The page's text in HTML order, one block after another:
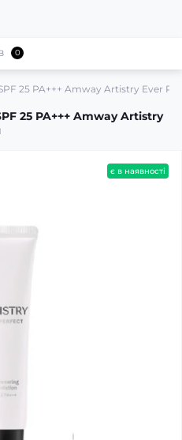
25 PA+++ Amway Artistry Ever
25 PA+++ Amway Artistry
0
є в наявності